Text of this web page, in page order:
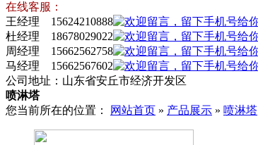
在线客服：
王经理 15624210888
杜经理 18678029022
周经理 15662562758
马经理 15662567602
公司地址：山东省安丘市经济开发区
喷淋塔
您当前所在的位置：
网站首页 » 产品展示 » 喷淋塔